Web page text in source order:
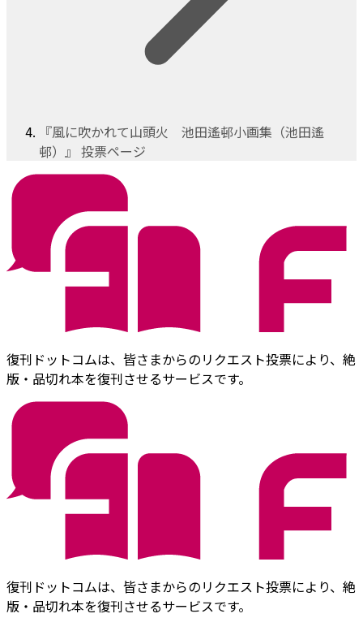
『風に吹かれて山頭火 池田遙邨小画集（池田遙
邨）』 投票ページ
復刊ドットコムは、皆さまからのリクエスト投票により、絶
版・品切れ本を復刊させるサービスです。
復刊ドットコムは、皆さまからのリクエスト投票により、絶
版・品切れ本を復刊させるサービスです。